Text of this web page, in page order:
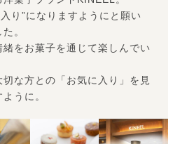
り”になりますようにと願い
。
をお菓子を通じて楽しんでい
な方との「お気に入り」を見
うに。